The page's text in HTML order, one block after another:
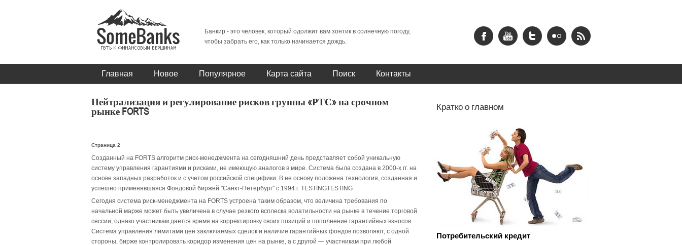
Банкир - это человек, который одолжит вам зонтик в солнечную погоду,
чтобы забрать его, как только начинается дождь.
Главная Новое Популярное Карта сайта Поиск Контакты
Нейтрализация и регулирование рисков группы «РТС» на срочном
рынке FORTS
Страница 2
Созданный на FORTS алгоритм риск-менеджмента на сегодняшний день представляет собой уникальную
систему управления гарантиями и рисками, не имеющую аналогов в мире. Система была создана в 2000-х гг. на
основе западных разработок и с учетом российской специфики. В ее основу положена технология, созданная и
успешно применявшаяся Фондовой биржей "Санкт-Петербург" с 1994 г. TESTINGTESTING
Сегодня система риск-менеджмента на FORTS устроена таким образом, что величина требования по
начальной марже может быть увеличена в случае резкого всплеска волатильности на рынке в течение торговой
сессии, однако участникам дается время на корректировку своих позиций и пополнение гарантийных взносов.
Система управления лимитами цен заключаемых сделок и наличие гарантийных фондов позволяют, с одной
стороны, бирже контролировать коридор изменения цен на рынке, а с другой — участникам при любой
Кратко о главном
Потребительский кредит